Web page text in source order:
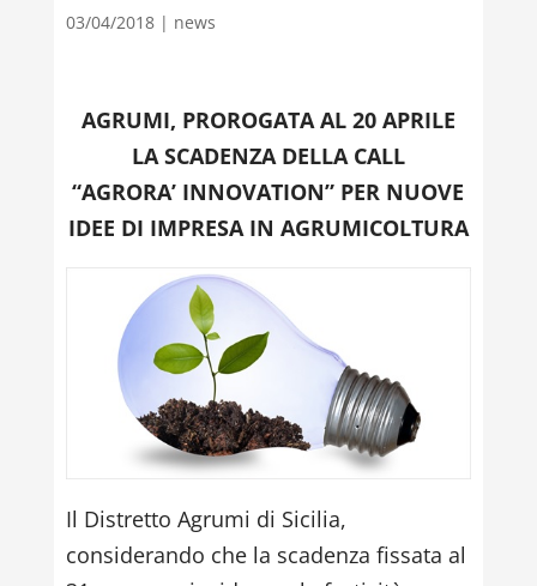
03/04/2018| news
AGRUMI, PROROGATA AL 20 APRILE
LA SCADENZA DELLA CALL
“AGRORA’ INNOVATION” PER NUOVE
IDEE DI IMPRESA IN AGRUMICOLTURA
Il Distretto Agrumi di Sicilia,
considerando che la scadenza fissata al